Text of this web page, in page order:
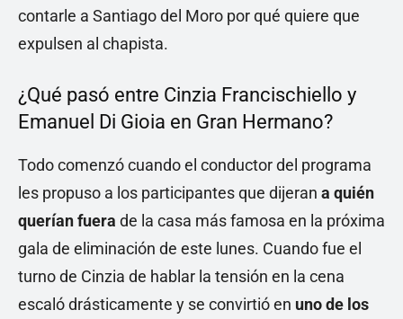
contarle a Santiago del Moro por qué quiere que
expulsen al chapista.
¿Qué pasó entre Cinzia Francischiello y
Emanuel Di Gioia en Gran Hermano?
Todo comenzó cuando el conductor del programa
les propuso a los participantes que dijeran a quién
querían fuera de la casa más famosa en la próxima
gala de eliminación de este lunes. Cuando fue el
turno de Cinzia de hablar la tensión en la cena
escaló drásticamente y se convirtió en uno de los